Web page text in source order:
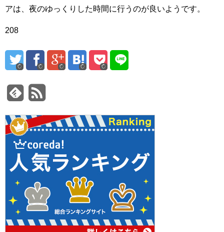
アは、夜のゆっくりした時間に行うのが良いようです。
208